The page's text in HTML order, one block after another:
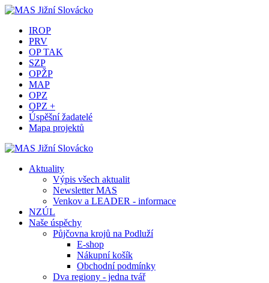
IROP
PRV
OP TAK
SZP
OPŽP
MAP
OPZ
OPZ +
Úspěšní žadatelé
Mapa projektů
Aktuality
Výpis všech aktualit
Newsletter MAS
Venkov a LEADER - informace
NZÚL
Naše úspěchy
Půjčovna krojů na Podluží
E-shop
Nákupní košík
Obchodní podmínky
Dva regiony - jedna tvář